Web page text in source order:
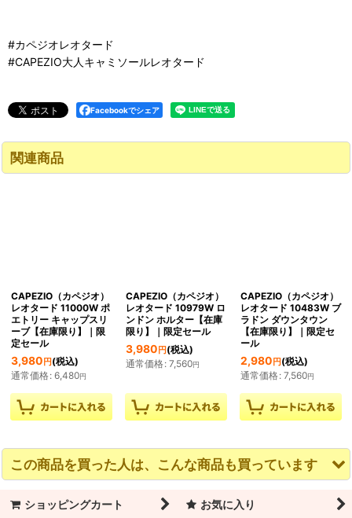
#カペジオレオタード
#CAPEZIO大人キャミソールレオタード
Facebookでシェア
関連商品
CAPEZIO（カペジオ）
レオタード 11000W ポ
エトリー キャップスリ
ーブ【在庫限り】｜限
定セール
3,980 円 (税込)
通常価格: 6,480円
CAPEZIO（カペジオ）
レオタード 10979W ロ
ンドン ホルター【在庫
限り】｜限定セール
3,980 円(税込)
通常価格: 7,560円
CAPEZIO（カペジオ）
レオタード 10483W ブ
ラドン ダウンタウン
【在庫限り】｜限定セ
ール
2,980 円(税込)
通常価格: 7,560円
この商品を買った人は、こんな商品も買っています
ショッピングカート お気に入り